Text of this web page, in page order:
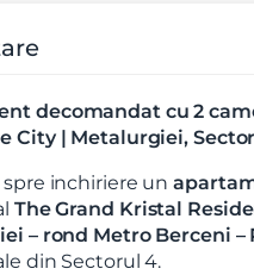
decomandat cu 2
City | Metalurgiei,
spre inchiriere un
The Grand Kristal
– rond Metro Berceni
din Sectorul 4.